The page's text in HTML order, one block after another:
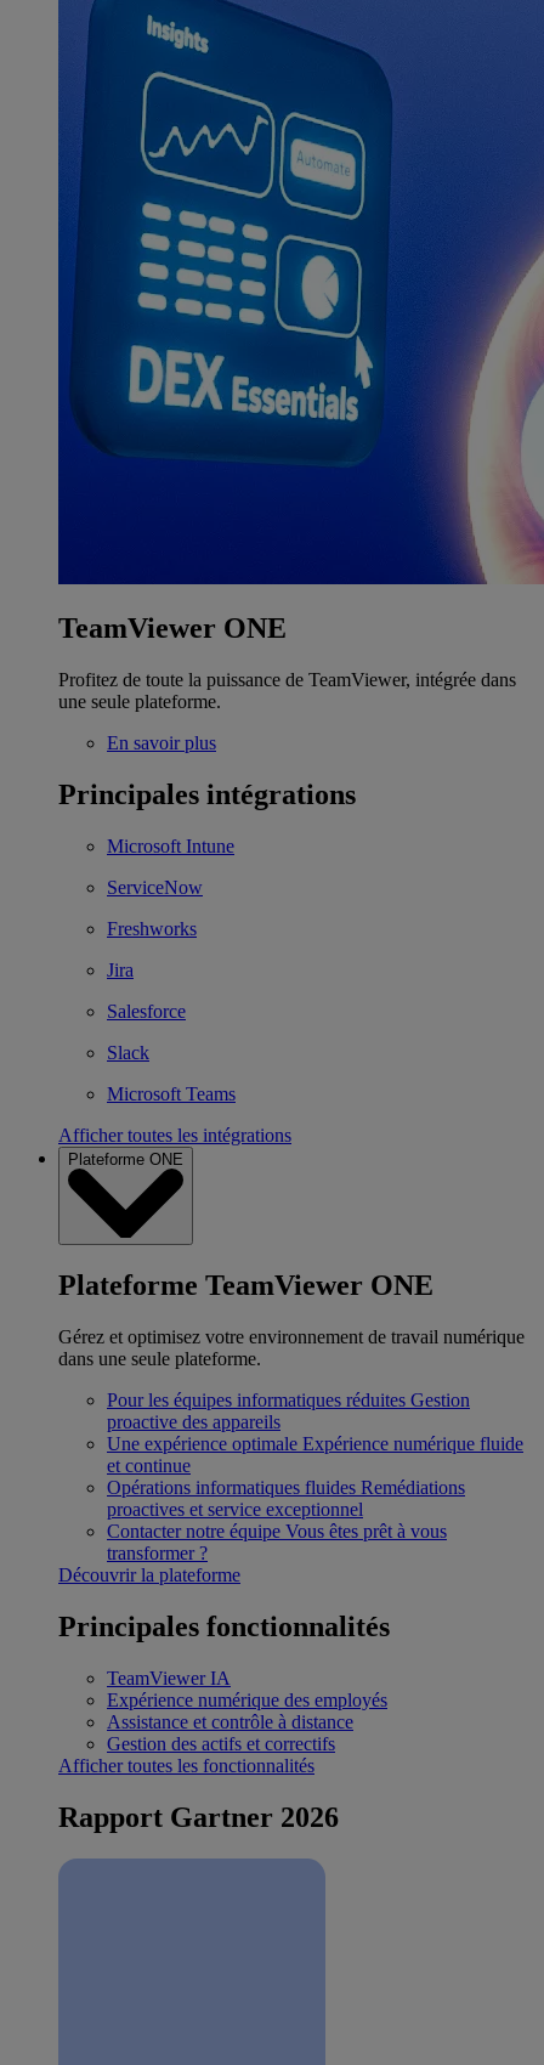
TeamViewer ONE
Profitez de toute la puissance de TeamViewer, intégrée dans
une seule plateforme.
En savoir plus
Principales intégrations
Microsoft Intune
ServiceNow
Freshworks
Jira
Salesforce
Slack
Microsoft Teams
Afficher toutes les intégrations
Plateforme ONE
Plateforme TeamViewer ONE
Gérez et optimisez votre environnement de travail numérique
dans une seule plateforme.
Pour les équipes informatiques réduites Gestion
proactive des appareils
Une expérience optimale Expérience numérique fluide
et continue
Opérations informatiques fluides Remédiations
proactives et service exceptionnel
Contacter notre équipe Vous êtes prêt à vous
transformer ?
Découvrir la plateforme
Principales fonctionnalités
TeamViewer IA
Expérience numérique des employés
Assistance et contrôle à distance
Gestion des actifs et correctifs
Afficher toutes les fonctionnalités
Rapport Gartner 2026